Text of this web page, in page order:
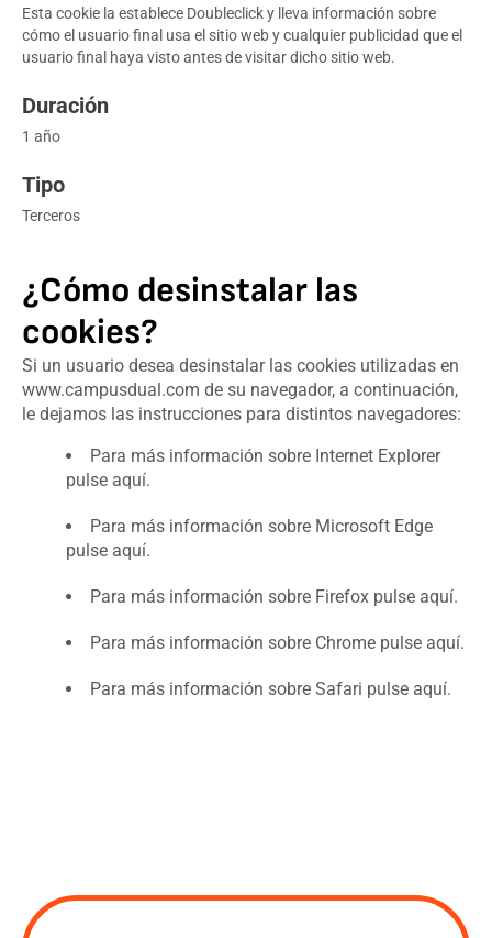
Esta cookie la establece Doubleclick y lleva información sobre
cómo el usuario final usa el sitio web y cualquier publicidad que el
usuario final haya visto antes de visitar dicho sitio web.
1 año
Terceros
¿Cómo desinstalar las
cookies?
Si un usuario desea desinstalar las cookies utilizadas en
www.campusdual.com de su navegador, a continuación,
le dejamos las instrucciones para distintos navegadores:
Para más información sobre Internet Explorer
pulse aquí.
Para más información sobre Microsoft Edge
pulse aquí.
Para más información sobre Firefox pulse aquí.
Para más información sobre Chrome pulse aquí.
Para más información sobre Safari pulse aquí.